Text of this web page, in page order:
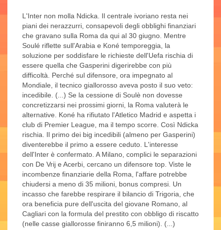
L'Inter non molla Ndicka. Il centrale ivoriano resta nei
piani dei nerazzurri, consapevoli degli obblighi finanziari
che gravano sulla Roma da qui al 30 giugno. Mentre
Soulé riflette sull'Arabia e Koné temporeggia, la
soluzione per soddisfare le richieste dell'Uefa rischia di
essere quella che Gasperini digerirebbe con più
difficoltà. Perché sul difensore, ora impegnato al
Mondiale, il tecnico giallorosso aveva posto il suo veto:
incedibile. (...) Se la cessione di Soulè non dovesse
concretizzarsi nei prossimi giorni, la Roma valuterà le
alternative. Koné ha rifiutato l'Atletico Madrid e aspetta i
club di Premier League, ma il tempo scorre. Così Ndicka
rischia. Il primo dei big incedibili (almeno per Gasperini)
diventerebbe il primo a essere ceduto. L'interesse
dell'Inter è confermato. A Milano, complici le separazioni
con De Vrij e Acerbi, cercano un difensore top. Viste le
incombenze finanziarie della Roma, l'affare potrebbe
chiudersi a meno di 35 milioni, bonus compresi. Un
incasso che farebbe respirare il bilancio di Trigoria, che
ora beneficia pure dell'uscita del giovane Romano, al
Cagliari con la formula del prestito con obbligo di riscatto
(nelle casse giallorosse finiranno 6,5 milioni). (...)